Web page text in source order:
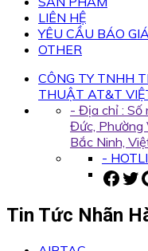
LIÊN HỆ
YÊU CẦU BÁO
OTHER
CÔNG TY TNHH
THUẬT AT&T
- Địa chỉ : Số
Đức, Phường
Bắc Ninh,
-
Tin Tức Nhãn